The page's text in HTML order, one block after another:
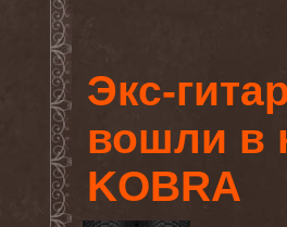
Экс-
вошли в
KOBRA